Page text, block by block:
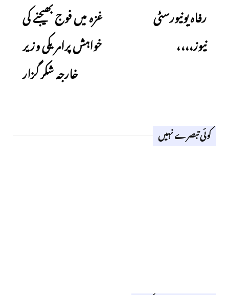
رفاہ یونیورسٹی
نیوز،،،،
غزہ میں فوج بھیجنے کی
خواہش پرامریکی وزیر
خارجہ شکر گزار
کوئی تبصرے نہیں